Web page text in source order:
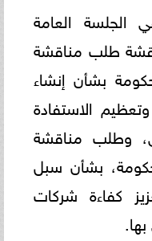
الجلسة العامة
طلب مناقشة
بشأن إنشاء
الاستفادة
وطلب مناقشة
بشأن سبل
كفاءة شركات